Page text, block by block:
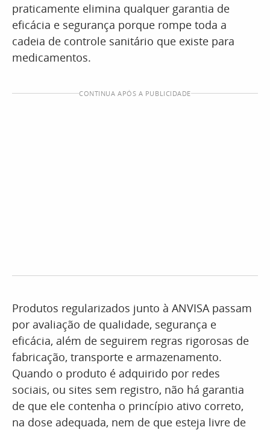
praticamente elimina qualquer garantia de
eficácia e segurança porque rompe toda a
cadeia de controle sanitário que existe para
medicamentos.
CONTINUA APÓS A PUBLICIDADE
Produtos regularizados junto à ANVISA passam
por avaliação de qualidade, segurança e
eficácia, além de seguirem regras rigorosas de
fabricação, transporte e armazenamento.
Quando o produto é adquirido por redes
sociais, ou sites sem registro, não há garantia
de que ele contenha o princípio ativo correto,
na dose adequada, nem de que esteja livre de